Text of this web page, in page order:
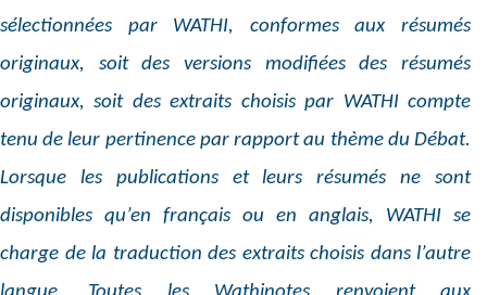
sélectionnées par WATHI, conformes aux résumés
originaux, soit des versions modifiées des résumés
originaux, soit des extraits choisis par WATHI compte
tenu de leur pertinence par rapport au thème du Débat.
Lorsque les publications et leurs résumés ne sont
disponibles qu’en français ou en anglais, WATHI se
charge de la traduction des extraits choisis dans l’autre